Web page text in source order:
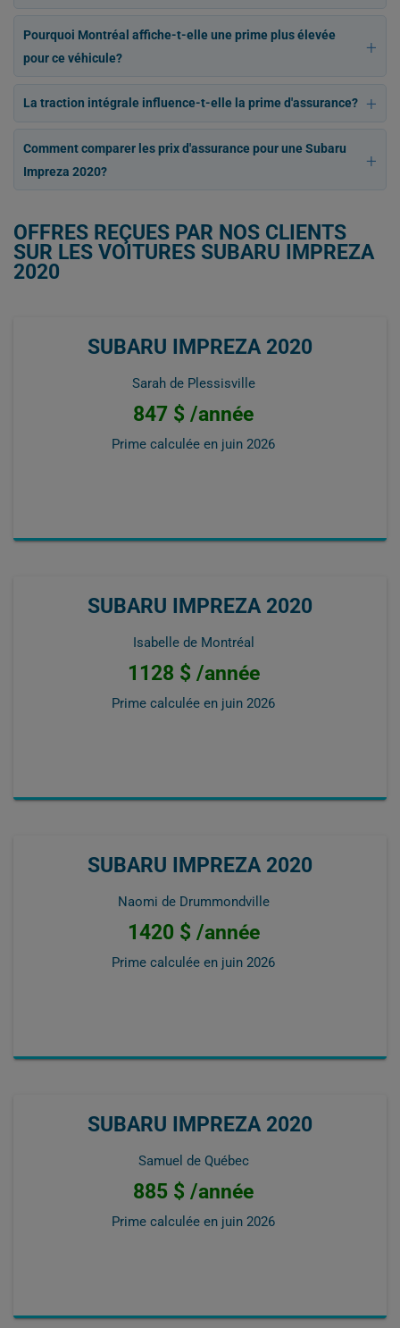
Pourquoi Montréal affiche-t-elle une prime plus élevée
pour ce véhicule?
La traction intégrale influence-t-elle la prime d'assurance?
Comment comparer les prix d'assurance pour une Subaru
Impreza 2020?
OFFRES REÇUES PAR NOS CLIENTS
SUR LES VOITURES SUBARU IMPREZA
2020
SUBARU IMPREZA 2020
Sarah de Plessisville
847 $ /année
Prime calculée en juin 2026
SUBARU IMPREZA 2020
Isabelle de Montréal
1128 $ /année
Prime calculée en juin 2026
SUBARU IMPREZA 2020
Naomi de Drummondville
1420 $ /année
Prime calculée en juin 2026
SUBARU IMPREZA 2020
Samuel de Québec
885 $ /année
Prime calculée en juin 2026